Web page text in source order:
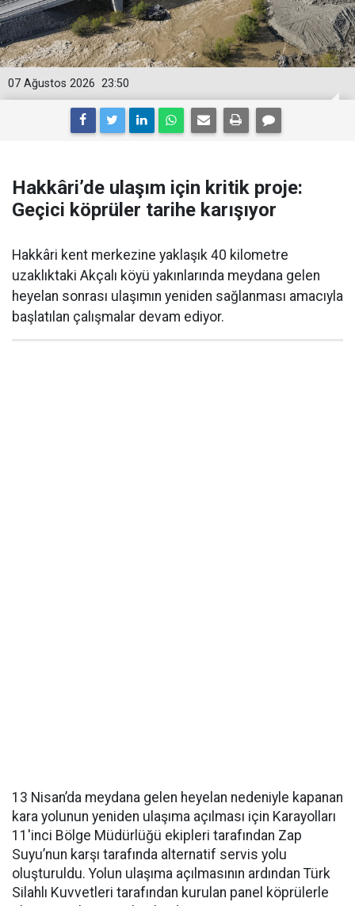
23:50
07 Ağustos 2026
Hakkâri’de ulaşım için kritik proje:
Geçici köprüler tarihe karışıyor
Hakkâri kent merkezine yaklaşık 40 kilometre
uzaklıktaki Akçalı köyü yakınlarında meydana gelen
heyelan sonrası ulaşımın yeniden sağlanması amacıyla
başlatılan çalışmalar devam ediyor.
13 Nisan’da meydana gelen heyelan nedeniyle kapanan
kara yolunun yeniden ulaşıma açılması için Karayolları
11'inci Bölge Müdürlüğü ekipleri tarafından Zap
Suyu’nun karşı tarafında alternatif servis yolu
oluşturuldu. Yolun ulaşıma açılmasının ardından Türk
Silahlı Kuvvetleri tarafından kurulan panel köprülerle